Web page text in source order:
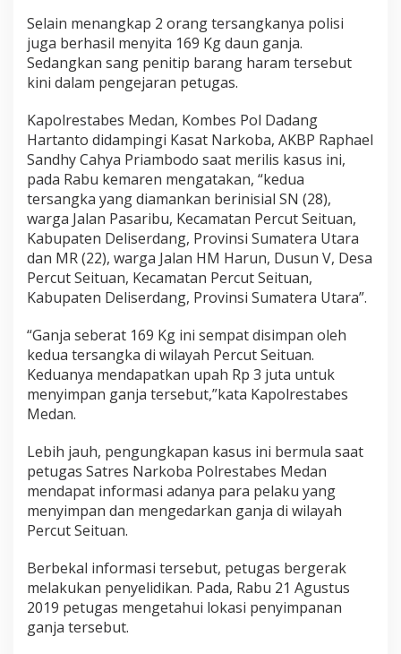
a
l
a
n
e
r
e
d
a
r
a
n
1
6
9
K
G
a
n
j
a
i
n
g
a
e
h
Selain menangkap 2 orang tersangkanya polisi
juga berhasil menyita 169 Kg daun ganja.
Sedangkan sang penitip barang haram tersebut
kini dalam pengejaran petugas.
Kapolrestabes Medan, Kombes Pol Dadang
Hartanto didampingi Kasat Narkoba, AKBP Raphael
Sandhy Cahya Priambodo saat merilis kasus ini,
pada Rabu kemaren mengatakan, “kedua
tersangka yang diamankan berinisial SN (28),
warga Jalan Pasaribu, Kecamatan Percut Seituan,
Kabupaten Deliserdang, Provinsi Sumatera Utara
dan MR (22), warga Jalan HM Harun, Dusun V, Desa
Percut Seituan, Kecamatan Percut Seituan,
Kabupaten Deliserdang, Provinsi Sumatera Utara”.
“Ganja seberat 169 Kg ini sempat disimpan oleh
kedua tersangka di wilayah Percut Seituan.
Keduanya mendapatkan upah Rp 3 juta untuk
menyimpan ganja tersebut,”kata Kapolrestabes
Medan.
Lebih jauh, pengungkapan kasus ini bermula saat
petugas Satres Narkoba Polrestabes Medan
mendapat informasi adanya para pelaku yang
menyimpan dan mengedarkan ganja di wilayah
Percut Seituan.
Berbekal informasi tersebut, petugas bergerak
melakukan penyelidikan. Pada, Rabu 21 Agustus
2019 petugas mengetahui lokasi penyimpanan
ganja tersebut.